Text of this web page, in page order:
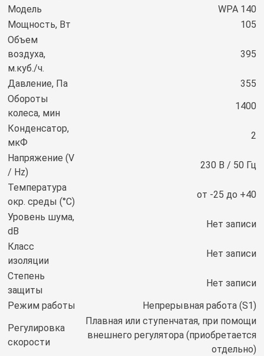
Модель
WPA 140
Мощность, Вт
105
Объем
воздуха,
м.куб./ч.
395
Давление, Па
355
Обороты
колеса, мин
1400
Конденсатор,
мкФ
2
Напряжение (V
/ Hz)
230 В / 50 Гц
Температура
окр. среды (°C)
от -25 до +40
Уровень шума,
dB
Нет записи
Класс
изоляции
Нет записи
Степень
защиты
Нет записи
Режим работы
Непрерывная работа (S1)
Регулировка
скорости
Плавная или ступенчатая, при помощи
внешнего регулятора (приобретается
отдельно)